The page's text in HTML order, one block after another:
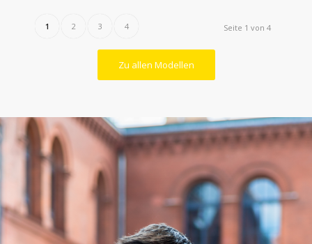
Seite 1 von 4
1 2 3 4
Zu allen Modellen